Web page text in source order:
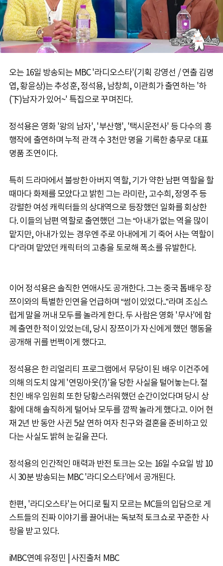
오는 16일 방송되는 MBC '라디오스타'(기획 강영선 / 연출 김명
엽, 황윤상)는 추성훈, 정석용, 남창희, 이관희가 출연하는 '하
(下)남자가 있어~' 특집으로 꾸며진다.
정석용은 영화 '왕의 남자', '부산행', '택시운전사' 등 다수의 흥
행작에 출연하며 누적 관객 수 3천만 명을 기록한 충무로 대표
명품 조연이다.
특히 드라마에서 불쌍한 아버지 역할, 기가 약한 남편 역할을 할
때마다 화제를 모았다고 밝힌 그는 라미란, 고수희, 정영주 등
강렬한 여성 캐릭터들의 상대역으로 등장했던 일화를 회상한
다. 이들의 남편 역할로 출연했던 그는 “아내가 없는 역을 많이
맡지만, 아내가 있는 경우엔 주로 아내에게 기 죽어 사는 역할이
다”라며 맡았던 캐릭터의 고충을 토로해 폭소를 유발한다.
이어 정석용은 솔직한 연애사도 공개한다. 그는 중국 톱배우 장
쯔이와의 특별한 인연을 언급하며 “썸이 있었다..”라며 조심스
럽게 말을 꺼내 모두를 놀라게 한다. 두 사람은 영화 '무사'에 함
께 출연한 적이 있었는데, 당시 장쯔이가 자신에게 했던 행동을
공개해 귀를 번쩍이게 했다고.
정석용은 한 리얼리티 프로그램에서 무당이 된 배우 이건주에
의해 의도치 않게 '연밍아웃(?)'을 당한 사실을 털어놓는다. 절
친인 배우 임원희 또한 당황스러워했던 순간이었다며 당시 상
황에 대해 솔직하게 털어놔 모두를 깜짝 놀라게 했다고. 이어 현
재 2년 반 동안 사귄 5살 연하 여자 친구와 결혼을 준비하고 있
다는 사실도 밝혀 눈길을 끈다.
정석용의 인간적인 매력과 반전 토크는 오는 16일 수요일 밤 10
시 30분 방송되는 MBC '라디오스타'에서 공개된다.
한편, '라디오스타'는 어디로 튈지 모르는 MC들의 입담으로 게
스트들의 진짜 이야기를 끌어내는 독보적 토크쇼로 꾸준한 사
랑을 받고 있다.
iMBC연예 유정민 | 사진출처 MBC